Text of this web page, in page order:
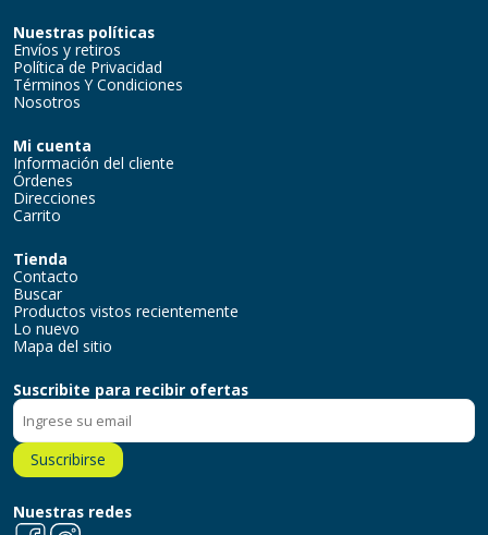
Nuestras políticas
Envíos y retiros
Política de Privacidad
Términos Y Condiciones
Nosotros
Mi cuenta
Información del cliente
Órdenes
Direcciones
Carrito
Tienda
Contacto
Buscar
Productos vistos recientemente
Lo nuevo
Mapa del sitio
Suscribite para recibir ofertas
Suscribirse
Nuestras redes